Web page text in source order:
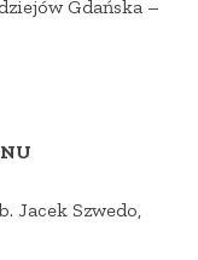
Gdańska –
Jacek Szwedo,